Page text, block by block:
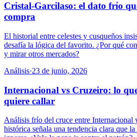
Cristal-Garcilaso: el dato frío
compra
El historial entre celestes y cusqueños
desafía la lógica del favorito. ¿Por qué
y mirar otros mercados?
Análisis·23 de junio, 2026
Internacional vs Cruzeiro: lo
quiere callar
Análisis frío del cruce entre Internacional
histórica señala una tendencia clara que